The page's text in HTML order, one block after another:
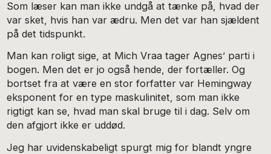
Som læser kan man ikke undgå at tænke på, hvad der
var sket, hvis han var ædru. Men det var han sjældent
på det tidspunkt.
Man kan roligt sige, at Mich Vraa tager Agnes’ parti i
bogen. Men det er jo også hende, der fortæller. Og
bortset fra at være en stor forfatter var Hemingway
eksponent for en type maskulinitet, som man ikke
rigtigt kan se, hvad man skal bruge til i dag. Selv om
den afgjort ikke er uddød.
Jeg har uvidenskabeligt spurgt mig for blandt yngre